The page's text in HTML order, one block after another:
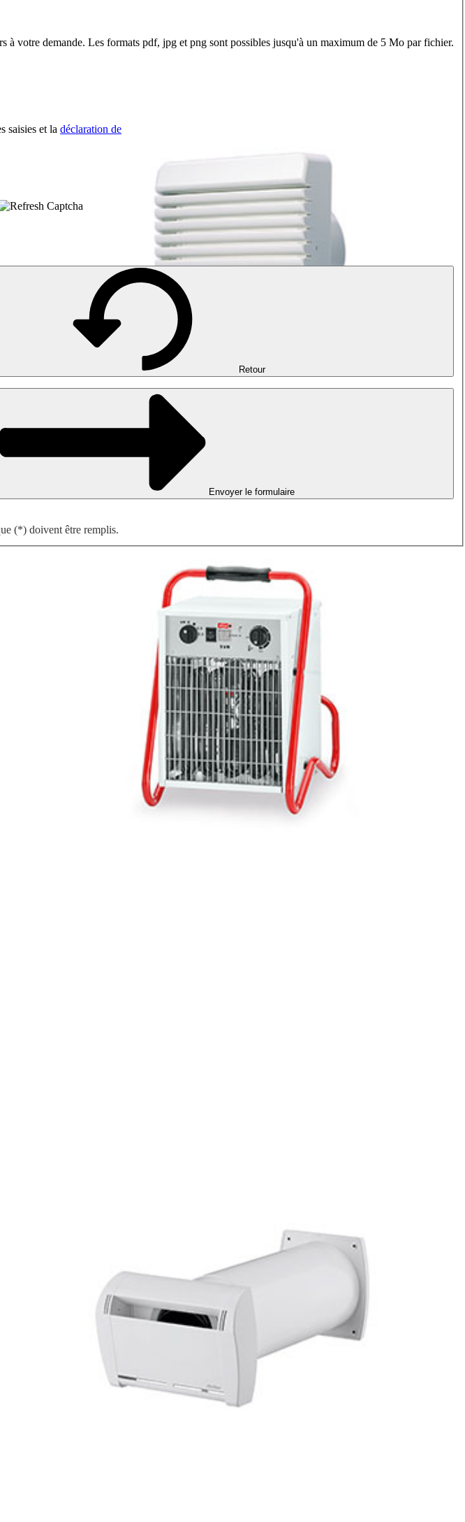
à votre demande. Les formats pdf, jpg et png sont possibles jusqu'à un maximum de 5 Mo par fichier.
saisies et la déclaration de
Retour
Envoyer le formulaire
(*) doivent être remplis.